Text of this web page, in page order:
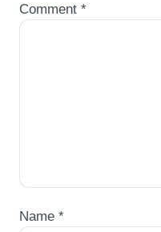
Comment *
Name *